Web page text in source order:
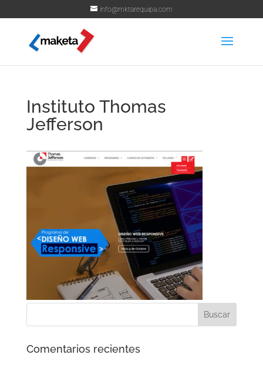
info@mktarequipa.com
Instituto Thomas
Jefferson
Comentarios recientes